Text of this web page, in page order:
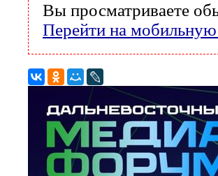
Вы просматриваете
Перейти на